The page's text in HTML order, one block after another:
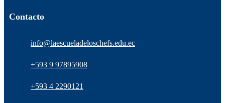
Contacto
info@laescueladeloschefs.edu.ec
+593 9 97895908
+593 4 2290121